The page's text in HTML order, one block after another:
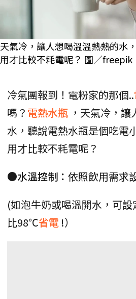
天氣冷，讓人想喝溫溫熱熱的水
用才比較不耗電呢？ 圖／freepik
冷氣團報到！電粉家的那個..
嗎？ 電熱水瓶 ，天氣冷，
水，聽說電熱水瓶是個吃電
用才比較不耗電呢？
●水溫控制： 依照飲用需求
(如泡牛奶或喝溫開水，可
比98℃省電 !）